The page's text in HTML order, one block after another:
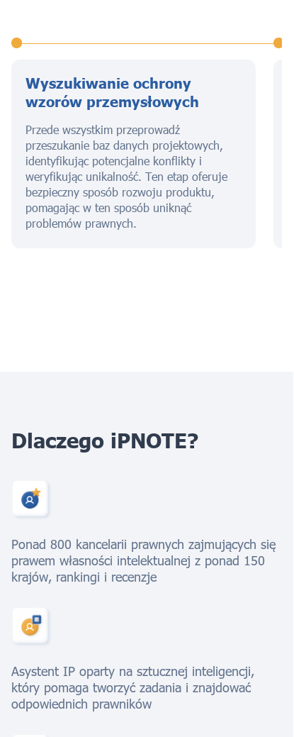
Wyszukiwanie ochrony
wzorów przemysłowych
Przede wszystkim przeprowadź
przeszukanie baz danych projektowych,
identyfikując potencjalne konflikty i
weryfikując unikalność. Ten etap oferuje
bezpieczny sposób rozwoju produktu,
pomagając w ten sposób uniknąć
problemów prawnych.
Dlaczego iPNOTE?
Ponad 800 kancelarii prawnych zajmujących się
prawem własności intelektualnej z ponad 150
krajów, rankingi i recenzje
Asystent IP oparty na sztucznej inteligencji,
który pomaga tworzyć zadania i znajdować
odpowiednich prawników